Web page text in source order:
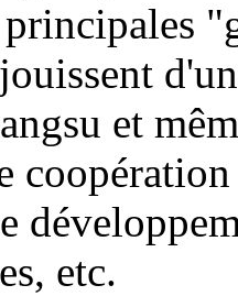
principales
et
etc.